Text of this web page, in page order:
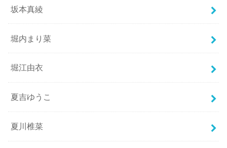
坂本真綾
堀内まり菜
堀江由衣
夏吉ゆうこ
夏川椎菜